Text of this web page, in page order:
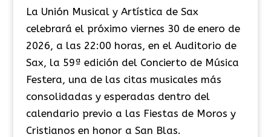
La Unión Musical y Artística de Sax
celebrará el próximo viernes 30 de enero de
2026, a las 22:00 horas, en el Auditorio de
Sax, la 59ª edición del Concierto de Música
Festera, una de las citas musicales más
consolidadas y esperadas dentro del
calendario previo a las Fiestas de Moros y
Cristianos en honor a San Blas.